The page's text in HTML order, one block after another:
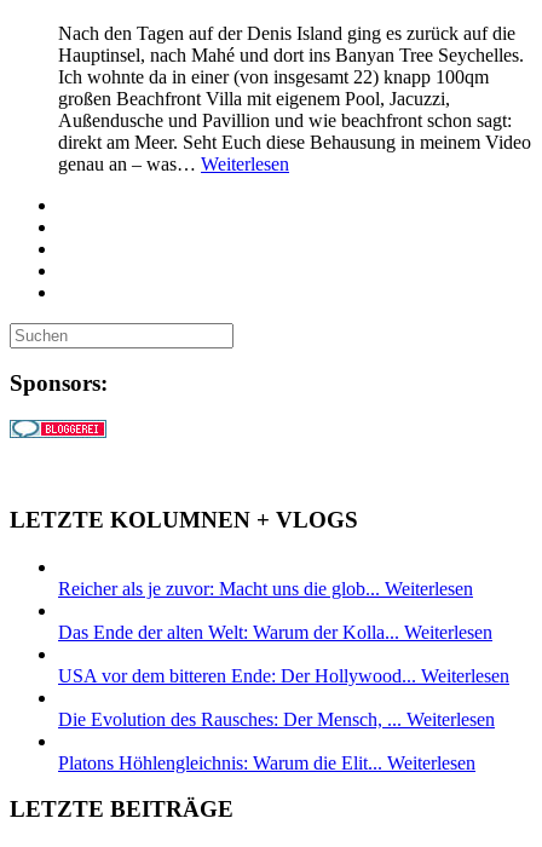
Nach den Tagen auf der Denis Island ging es zurück auf die
Hauptinsel, nach Mahé und dort ins Banyan Tree Seychelles.
Ich wohnte da in einer (von insgesamt 22) knapp 100qm
großen Beachfront Villa mit eigenem Pool, Jacuzzi,
Außendusche und Pavillion und wie beachfront schon sagt:
direkt am Meer. Seht Euch diese Behausung in meinem Video
genau an – was… Weiterlesen
Sponsors:
LETZTE KOLUMNEN + VLOGS
Reicher als je zuvor: Macht uns die glob... Weiterlesen
Das Ende der alten Welt: Warum der Kolla... Weiterlesen
USA vor dem bitteren Ende: Der Hollywood... Weiterlesen
Die Evolution des Rausches: Der Mensch, ... Weiterlesen
Platons Höhlengleichnis: Warum die Elit... Weiterlesen
LETZTE BEITRÄGE